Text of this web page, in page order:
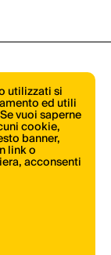
utilizzati si
ed utili
vuoi saperne
cookie,
banner,
link o
acconsenti